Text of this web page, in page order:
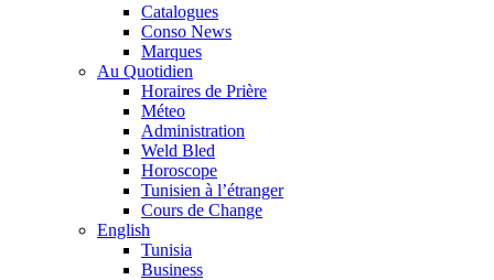
Catalogues
Conso News
Marques
Au Quotidien
Horaires de Prière
Méteo
Administration
Weld Bled
Horoscope
Tunisien à l’étranger
Cours de Change
English
Tunisia
Business